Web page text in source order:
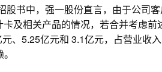
股书中，强一股份直言，由于公司
及相关产品的情况，若合并考虑
、5.25亿元和 3.1亿元，占营业收